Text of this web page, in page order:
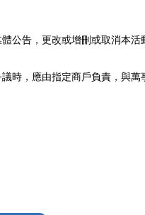
公告，更改或增刪或取消本
時，應由指定商戶負責，與萬